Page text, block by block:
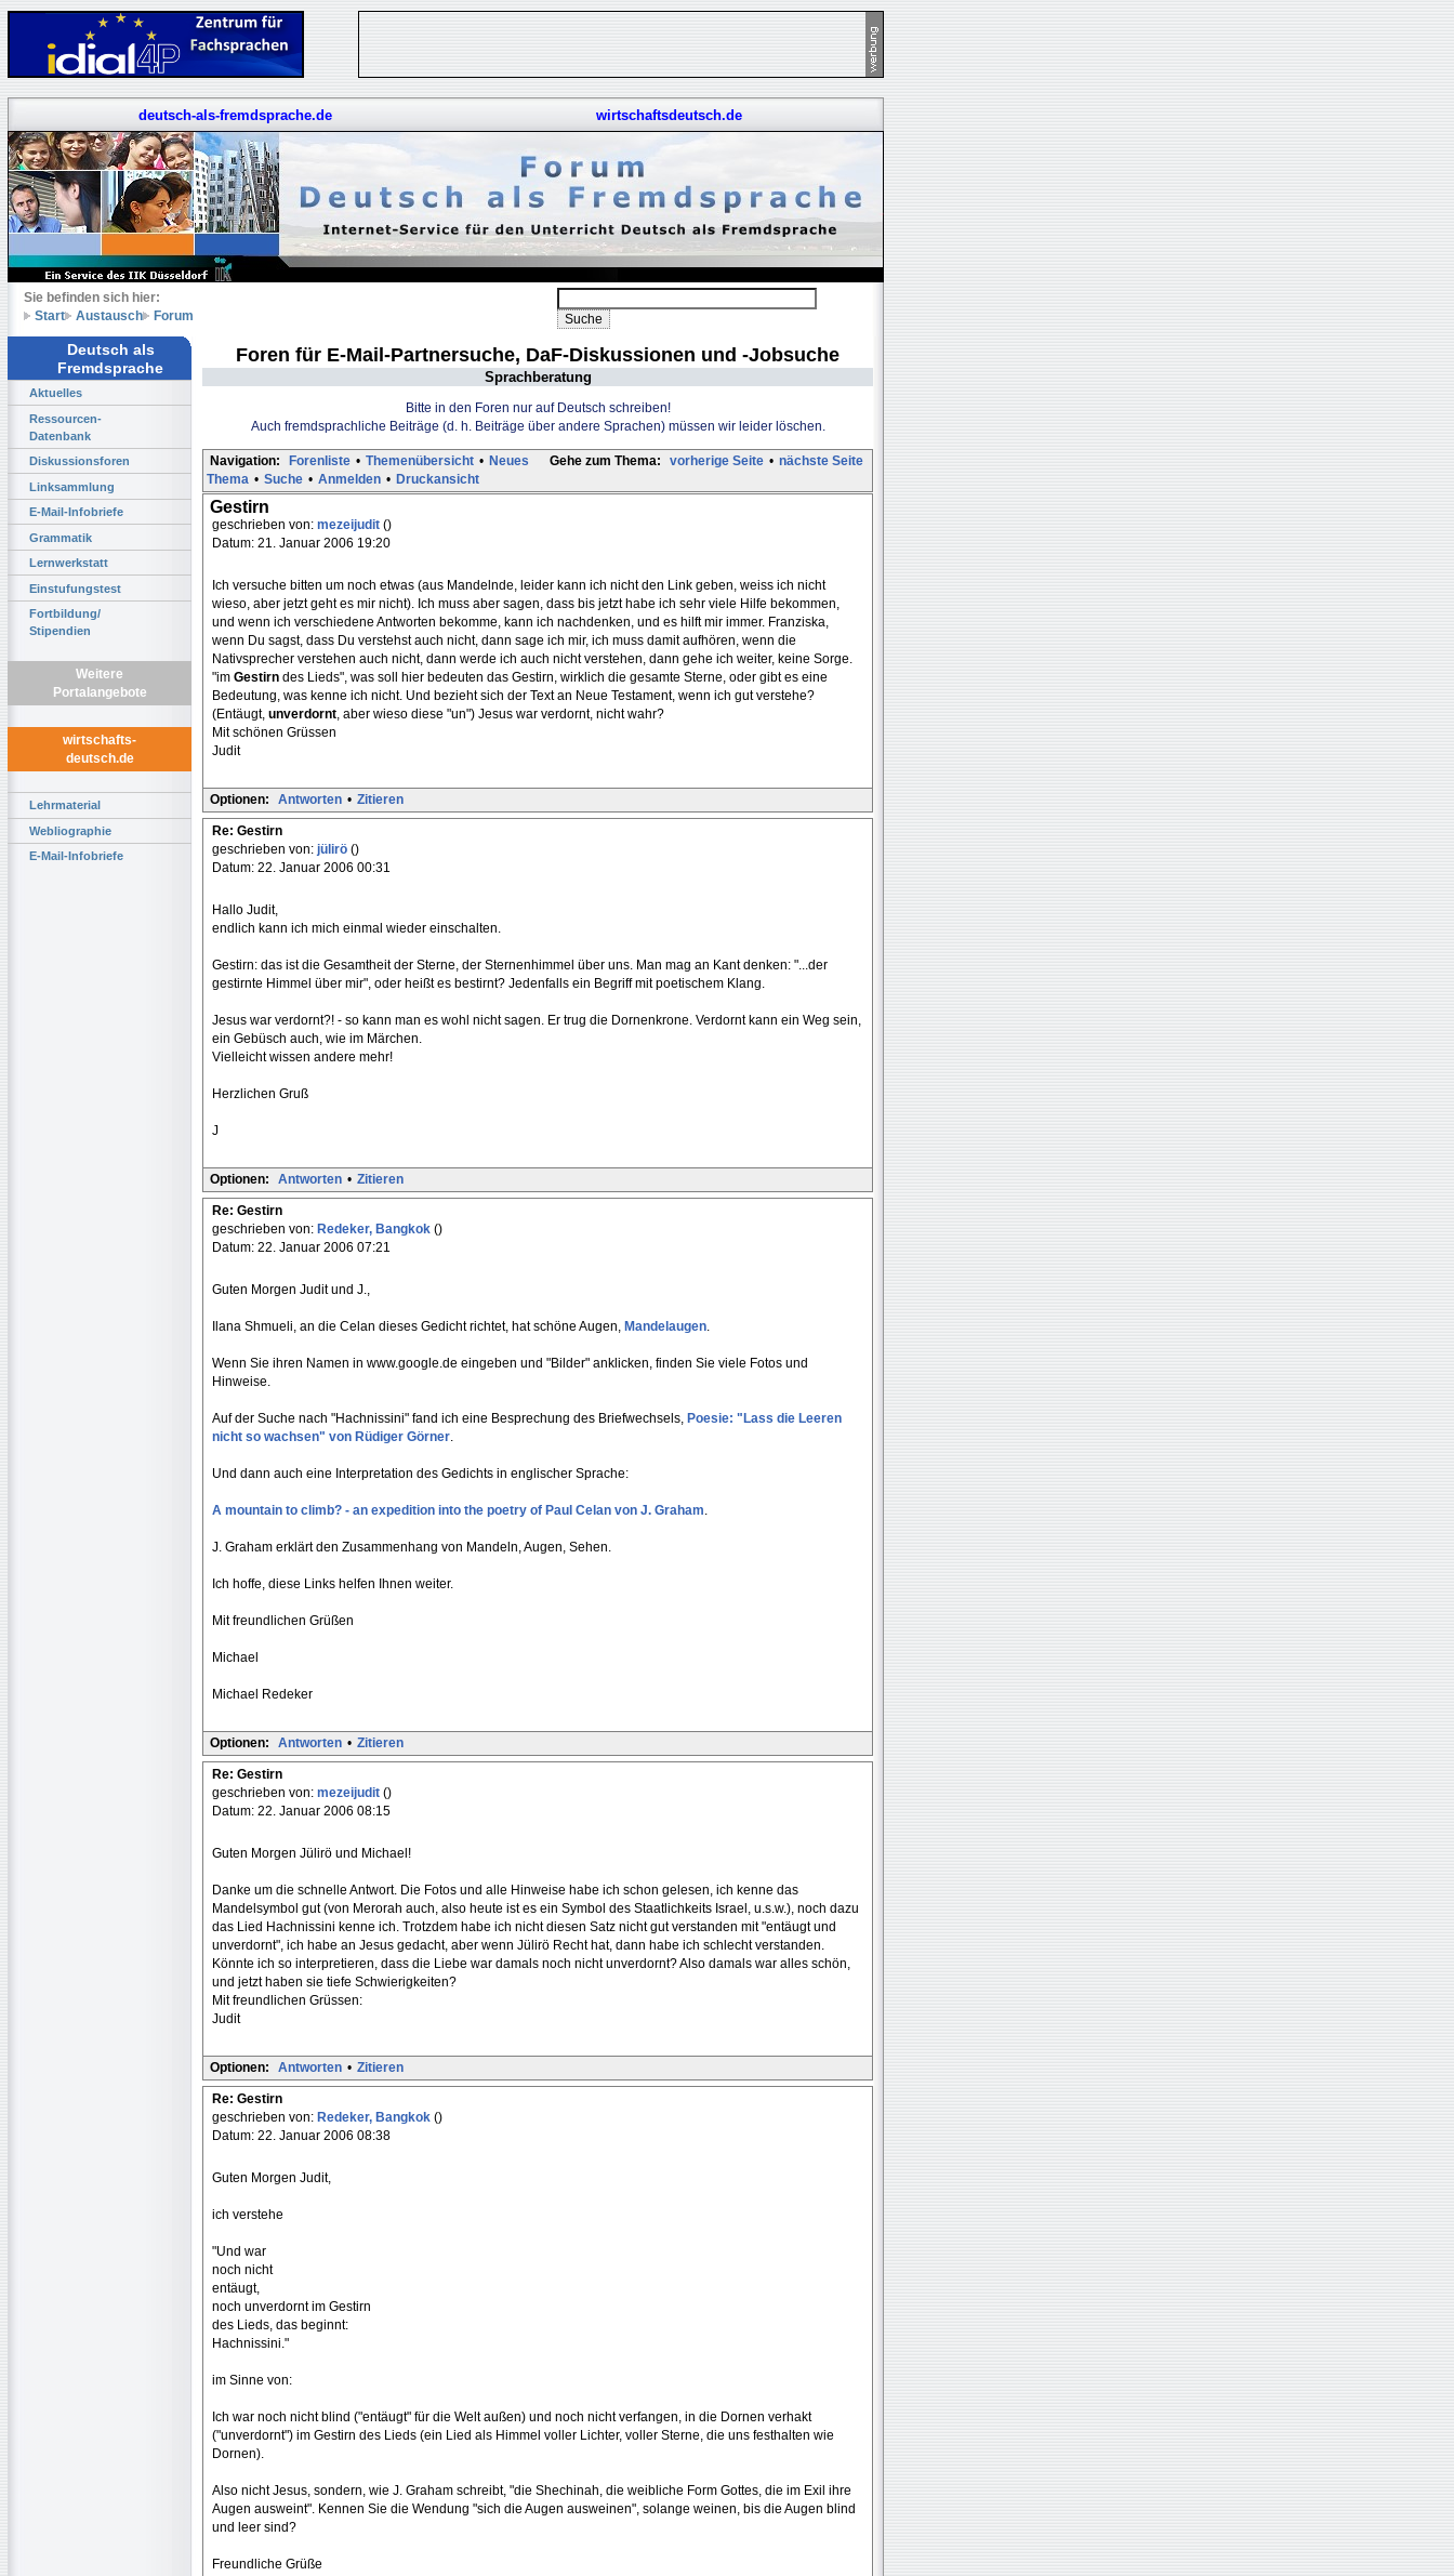
deutsch-als-fremdsprache.de wirtschaftsdeutsch.de
Sie befinden sich hier:
Start
Austausch Forum
Deutsch als
Fremdsprache
Aktuelles
Ressourcen-
Datenbank
Diskussionsforen
Linksammlung
E-Mail-Infobriefe
Grammatik
Lernwerkstatt
Einstufungstest
Fortbildung/
Stipendien
Weitere
Portalangebote
wirtschafts-
deutsch.de
Lehrmaterial
Webliographie
E-Mail-Infobriefe
Foren für E-Mail-Partnersuche, DaF-Diskussionen und -Jobsuche
Sprachberatung
Bitte in den Foren nur auf Deutsch schreiben!
Auch fremdsprachliche Beiträge (d. h. Beiträge über andere Sprachen) müssen wir leider löschen.
Gehe zum Thema: vorherige Seite • nächste Seite
Navigation: Forenliste • Themenübersicht • Neues
Thema • Suche • Anmelden • Druckansicht
Gestirn
geschrieben von: mezeijudit ()
Datum: 21. Januar 2006 19:20
Ich versuche bitten um noch etwas (aus Mandelnde, leider kann ich nicht den Link geben, weiss ich nicht
wieso, aber jetzt geht es mir nicht). Ich muss aber sagen, dass bis jetzt habe ich sehr viele Hilfe bekommen,
und wenn ich verschiedene Antworten bekomme, kann ich nachdenken, und es hilft mir immer. Franziska,
wenn Du sagst, dass Du verstehst auch nicht, dann sage ich mir, ich muss damit aufhören, wenn die
Nativsprecher verstehen auch nicht, dann werde ich auch nicht verstehen, dann gehe ich weiter, keine Sorge.
"im Gestirn des Lieds", was soll hier bedeuten das Gestirn, wirklich die gesamte Sterne, oder gibt es eine
Bedeutung, was kenne ich nicht. Und bezieht sich der Text an Neue Testament, wenn ich gut verstehe?
(Entäugt, unverdornt , aber wieso diese "un") Jesus war verdornt, nicht wahr?
Mit schönen Grüssen
Judit
Optionen: Antworten • Zitieren
Re: Gestirn
geschrieben von: jülirö ()
Datum: 22. Januar 2006 00:31
Hallo Judit,
endlich kann ich mich einmal wieder einschalten.
Gestirn: das ist die Gesamtheit der Sterne, der Sternenhimmel über uns. Man mag an Kant denken: "...der
gestirnte Himmel über mir", oder heißt es bestirnt? Jedenfalls ein Begriff mit poetischem Klang.
Jesus war verdornt?! - so kann man es wohl nicht sagen. Er trug die Dornenkrone. Verdornt kann ein Weg sein,
ein Gebüsch auch, wie im Märchen.
Vielleicht wissen andere mehr!
Herzlichen Gruß
J
Optionen: Antworten • Zitieren
Re: Gestirn
geschrieben von: Redeker, Bangkok ()
Datum: 22. Januar 2006 07:21
Guten Morgen Judit und J.,
Ilana Shmueli, an die Celan dieses Gedicht richtet, hat schöne Augen, Mandelaugen
Wenn Sie ihren Namen in www.google.de eingeben und "Bilder" anklicken, finden Sie viele Fotos und
Hinweise.
Auf der Suche nach "Hachnissini" fand ich eine Besprechung des Briefwechsels, Poesie: "Lass die Leeren
nicht so wachsen" von Rüdiger Görner
Und dann auch eine Interpretation des Gedichts in englischer Sprache:
A mountain to climb? - an expedition into the poetry of Paul Celan von J. Graham
J. Graham erklärt den Zusammenhang von Mandeln, Augen, Sehen.
Ich hoffe, diese Links helfen Ihnen weiter.
Mit freundlichen Grüßen
Michael
Michael Redeker
Optionen: Antworten • Zitieren
Re: Gestirn
geschrieben von: mezeijudit ()
Datum: 22. Januar 2006 08:15
Guten Morgen Jülirö und Michael!
Danke um die schnelle Antwort. Die Fotos und alle Hinweise habe ich schon gelesen, ich kenne das
Mandelsymbol gut (von Merorah auch, also heute ist es ein Symbol des Staatlichkeits Israel, u.s.w.), noch dazu
das Lied Hachnissini kenne ich. Trotzdem habe ich nicht diesen Satz nicht gut verstanden mit "entäugt und
unverdornt", ich habe an Jesus gedacht, aber wenn Jülirö Recht hat, dann habe ich schlecht verstanden.
Könnte ich so interpretieren, dass die Liebe war damals noch nicht unverdornt? Also damals war alles schön,
und jetzt haben sie tiefe Schwierigkeiten?
Mit freundlichen Grüssen:
Judit
Optionen: Antworten • Zitieren
Re: Gestirn
geschrieben von: Redeker, Bangkok ()
Datum: 22. Januar 2006 08:38
Guten Morgen Judit,
ich verstehe
"Und war
noch nicht
entäugt,
noch unverdornt im Gestirn
des Lieds, das beginnt:
Hachnissini."
im Sinne von:
Ich war noch nicht blind ("entäugt" für die Welt außen) und noch nicht verfangen, in die Dornen verhakt
("unverdornt") im Gestirn des Lieds (ein Lied als Himmel voller Lichter, voller Sterne, die uns festhalten wie
Dornen).
Also nicht Jesus, sondern, wie J. Graham schreibt, "die Shechinah, die weibliche Form Gottes, die im Exil ihre
Augen ausweint". Kennen Sie die Wendung "sich die Augen ausweinen", solange weinen, bis die Augen blind
und leer sind?
Freundliche Grüße